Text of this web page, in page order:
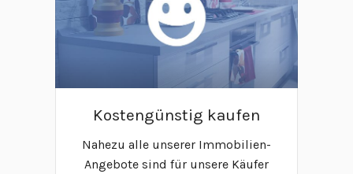
Kostengünstig kaufen
Nahezu alle unserer Immobilien-
Angebote sind für unsere Käufer